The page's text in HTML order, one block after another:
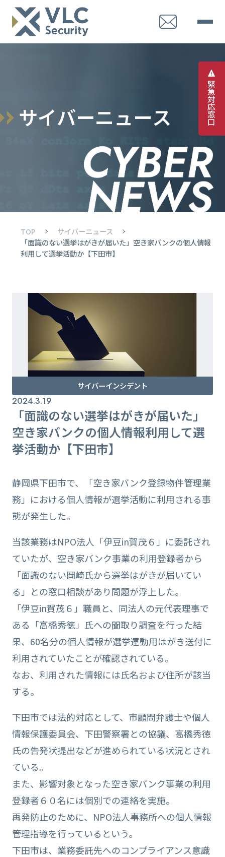
緊
急
対
応
窓
口
サイバーニュース
TOP
サイバーニュース
「面識のない選挙はがきが届いた」空き家バンクの個人情報
利用して選挙活動か【下田市】
サイバーインシデント
2024.3.19
「面識のない選挙はがきが届いた」
空き家バンクの個人情報利用して選
挙活動か【下田市】
静岡県下田市で、「空き家バンク登録物件管理業
務」における個人情報が選挙活動に利用される事
態が発生した。
当該業務はNPO法人「伊豆in賀茂６」に委託され
ていたが、空き家バンク事業の利用登録者から
「面識のない岡崎氏から選挙はがきが届いてい
る」との窓口相談があり問題が浮上した。
「伊豆in賀茂６」職員と、同法人の元代表理事で
ある「高橋秀徳」氏への聞取り調査を行った結
果、60名分の個人情報が選挙運動用はがき送付に
利用されていたことが確認されている。
なお、利用された情報には氏名および住所が該当
する。
下田市では法的対応として、市顧問弁護士や個人
情報保護委員会、下田警察署との協議、高橋秀徳
氏の告発状提出などが進められている状況とされ
ている。
また、影響対象となった空き家バンク事業の利用
登録者６０名には個別での連絡を実施。
再発防止のために、NPO法人事務所への個人情報
管理指導を行っているという。
下田市は、業務委託先へのコンプライアンス意識